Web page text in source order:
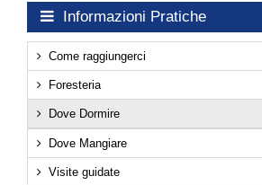
Informazioni Pratiche
Come raggiungerci
Foresteria
Dove Dormire
Dove Mangiare
Visite guidate